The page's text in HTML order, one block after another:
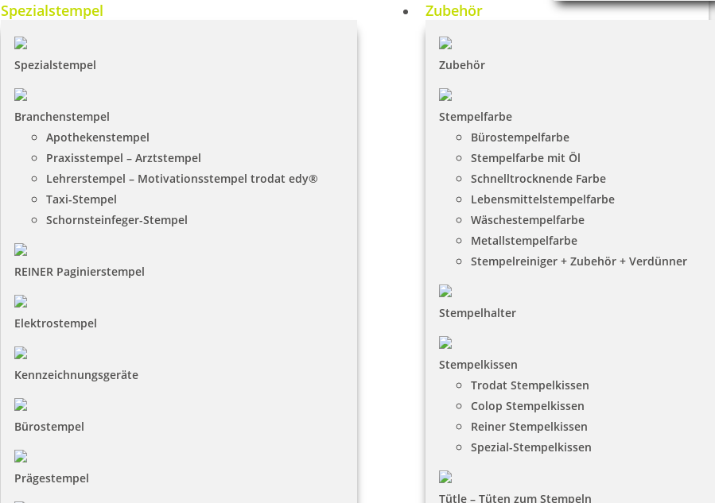
Spezialstempel
Spezialstempel
Branchenstempel
Apothekenstempel
Praxisstempel – Arztstempel
Lehrerstempel – Motivationsstempel trodat edy®
Taxi-Stempel
Schornsteinfeger-Stempel
REINER Paginierstempel
Elektrostempel
Kennzeichnungsgeräte
Bürostempel
Prägestempel
Zubehör
Zubehör
Stempelfarbe
Bürostempelfarbe
Stempelfarbe mit Öl
Schnelltrocknende Farbe
Lebensmittelstempelfarbe
Wäschestempelfarbe
Metallstempelfarbe
Stempelreiniger + Zubehör + Verdünner
Stempelhalter
Stempelkissen
Trodat Stempelkissen
Colop Stempelkissen
Reiner Stempelkissen
Spezial-Stempelkissen
Tütle – Tüten zum Stempeln